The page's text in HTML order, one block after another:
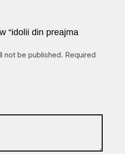
“idolii din preajma
not be published. Required